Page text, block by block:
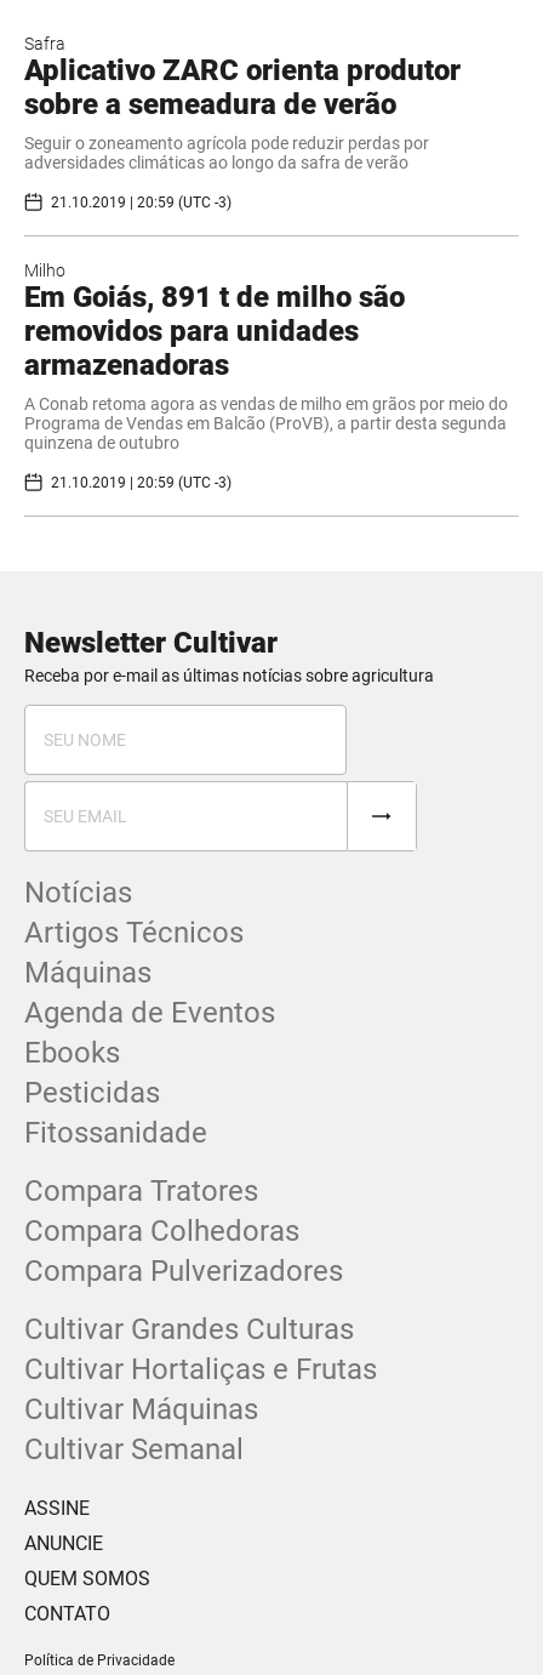
Safra
Aplicativo ZARC orienta produtor
sobre a semeadura de verão
Seguir o zoneamento agrícola pode reduzir perdas por
adversidades climáticas ao longo da safra de verão
21.10.2019 | 20:59 (UTC -3)
Milho
Em Goiás, 891 t de milho são
removidos para unidades
armazenadoras
A Conab retoma agora as vendas de milho em grãos por meio do
Programa de Vendas em Balcão (ProVB), a partir desta segunda
quinzena de outubro
21.10.2019 | 20:59 (UTC -3)
Newsletter Cultivar
Receba por e-mail as últimas notícias sobre agricultura
Notícias
Artigos Técnicos
Máquinas
Agenda de Eventos
Ebooks
Pesticidas
Fitossanidade
Compara Tratores
Compara Colhedoras
Compara Pulverizadores
Cultivar Grandes Culturas
Cultivar Hortaliças e Frutas
Cultivar Máquinas
Cultivar Semanal
ASSINE
ANUNCIE
QUEM SOMOS
CONTATO
Política de Privacidade